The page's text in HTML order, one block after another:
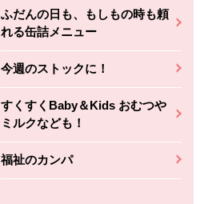
ふだんの日も、もしもの時も頼
れる缶詰メニュー
今週のストックに！
すくすくBaby＆Kids おむつや
ミルクなども！
福祉のカンパ